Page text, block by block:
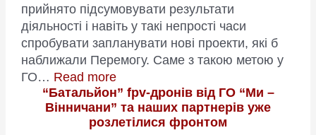
прийнято підсумовувати результати
діяльності і навіть у такі непрості часи
спробувати запланувати нові проекти, які б
наближали Перемогу. Саме з такою метою у
ГО… Read more:
Вінничани
–
для
“Батальйон” fpv-дронів від ГО “Ми –
Вінничани” та наших партнерів уже
розлетілися фронтом